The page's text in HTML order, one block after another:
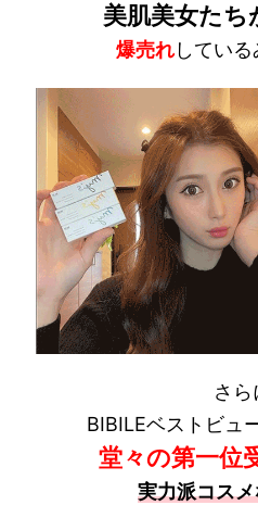
美肌美女たち
爆売れしている
さら
BIBILEベストビュ
堂々の第一位
実力派コス